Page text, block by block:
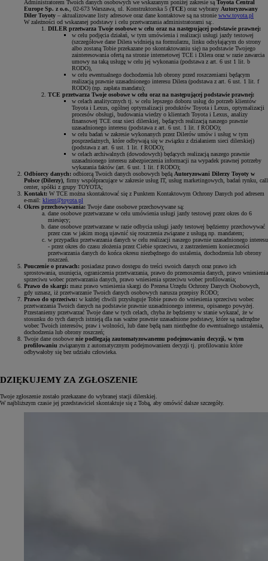
Administratorem Twoich danych osobowych we wskazanym poniżej zakresie są Toyota Central
Europe Sp. z o.o. , 02-673 Warszawa, ul. Konstruktorska 5 (TCE) oraz wybrany Autoryzowany
Diler Toyoty – aktualizowane listy adresowe oraz dane kontaktowe są na stronie www.toyota.pl
W zależności od wskazanej podstawy i celu przetwarzania administratorami są:.
DILER przetwarza Twoje osobowe w celu oraz na następującej podstawie prawnej:
w celu podjęcia działań, w tym umówienia i realizacji usługi jazdy testowej
(szczegółowe dane Dilera widnieją na formularzu, linku odsyłającym do strony
albo zostaną Tobie przekazane po skontaktowaniu się) na podstawie Twojego
zainteresowania ofertą na stronie internetowej TCE i Dilera oraz w razie zawarcia
umowy na taką usługę w celu jej wykonania (podstawa z art. 6 ust 1 lit. b
RODO),
w celu ewentualnego dochodzenia lub obrony przed roszczeniami będącym
realizacją prawnie uzasadnionego interesu Dilera (podstawa z art. 6 ust. 1 lit. f
RODO) (np. zapłata mandatu);
TCE przetwarza Twoje osobowe w celu oraz na następującej podstawie prawnej:
w celach analitycznych tj. w celu lepszego doboru usług do potrzeb klientów
Toyota i Lexus, ogólnej optymalizacji produktów Toyota i Lexus, optymalizacji
procesów obsługi, budowania wiedzy o klientach Toyota i Lexus, analizy
finansowej TCE oraz sieci dilerskiej, będących realizacją naszego prawnie
uzasadnionego interesu (podstawa z art. 6 ust. 1 lit. f RODO);
w celu badań w zakresie wykonanych przez Dilerów umów i usług w tym
posprzedażnych, które odbywają się w związku z działaniem sieci dilerskiej)
(podstawa z art. 6 ust. 1 lit. f RODO);
w celach archiwalnych (dowodowych) będących realizacją naszego prawnie
uzasadnionego interesu zabezpieczenia informacji na wypadek prawnej potrzeby
wykazania faktów (art. 6 ust. 1 lit. f RODO);
Odbiorcy danych: odbiorcą Twoich danych osobowych będą Autoryzowani Dilerzy Toyoty w
Polsce (Dilerzy) , firmy współpracujące w zakresie usług IT, usług marketingowych, badań rynku, call
center, spółki z grupy TOYOTA;
Kontakt: W TCE można skontaktować się z Punktem Kontaktowym Ochrony Danych pod adresem
e-mail: klient@toyota.pl
Okres przechowywania: Twoje dane osobowe przechowywane są:
dane osobowe przetwarzane w celu umówienia usługi jazdy testowej przez okres do 6
miesięcy;
dane osobowe przetwarzane w razie odbycia usługi jazdy testowej będziemy przechowywać
przez czas w jakim mogą ujawnić się roszczenia związane z usługą np. mandatem;
w przypadku przetwarzania danych w celu realizacji naszego prawnie uzasadnionego interesu
- przez okres do czasu złożenia przez Ciebie sprzeciwu, z zastrzeżeniem konieczności
przetwarzania danych do końca okresu niezbędnego do ustalenia, dochodzenia lub obrony
roszczeń.
Pouczenie o prawach: posiadasz prawo dostępu do treści swoich danych oraz prawo ich
sprostowania, usunięcia, ograniczenia przetwarzania, prawo do przenoszenia danych, prawo wniesienia
sprzeciwu wobec przetwarzania danych, prawo wniesienia sprzeciwu wobec profilowania;
Prawo do skargi: masz prawo wniesienia skargi do Prezesa Urzędu Ochrony Danych Osobowych,
gdy uznasz, iż przetwarzanie Twoich danych osobowych narusza przepisy RODO;
Prawo do sprzeciwu: w każdej chwili przysługuje Tobie prawo do wniesienia sprzeciwu wobec
przetwarzania Twoich danych na podstawie prawnie uzasadnionego interesu, opisanego powyżej.
Przestaniemy przetwarzać Twoje dane w tych celach, chyba że będziemy w stanie wykazać, że w
stosunku do tych danych istnieją dla nas ważne prawnie uzasadnione podstawy, które są nadrzędne
wobec Twoich interesów, praw i wolności, lub dane będą nam niezbędne do ewentualnego ustalenia,
dochodzenia lub obrony roszczeń;
Twoje dane osobowe nie podlegają zautomatyzowanemu podejmowaniu decyzji, w tym
profilowaniu związanym z automatycznym podejmowaniem decyzji tj. profilowaniu które
odbywałoby się bez udziału człowieka.
DZIĘKUJEMY ZA ZGŁOSZENIE
Twoje zgłoszenie zostało przekazane do wybranej stacji dilerskiej.
W najbliższym czasie jej przedstawiciel skontaktuje się z Tobą, aby omówić dalsze szczegóły.